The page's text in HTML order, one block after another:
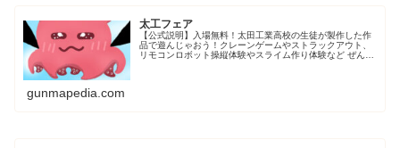
太工フェア
【公式説明】入場無料！太田工業高校の生徒が製作した作
品で遊んじゃおう！クレーンゲームやストラックアウト、
リモコンロボット操縦体験やスライム作り体験など ぜんぶ
gunmapedia.com